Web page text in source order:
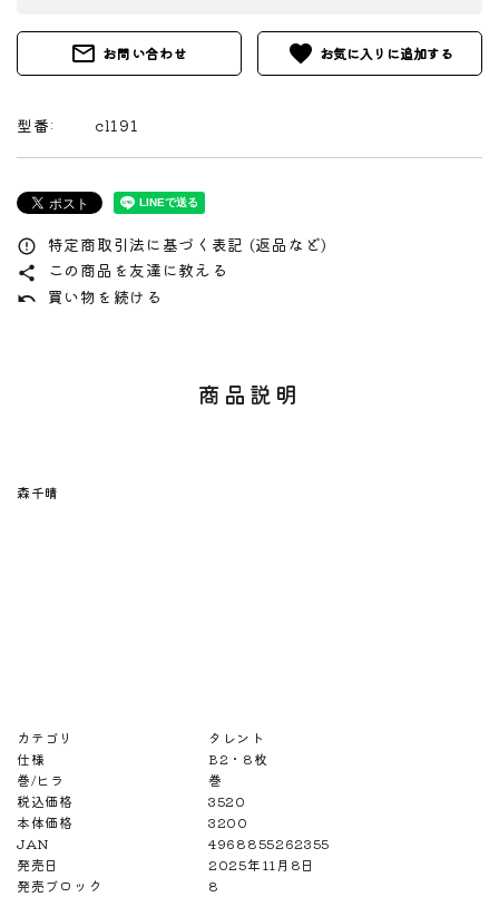
mail_outline お問い合わせ favorite
型番: cl191
error_outline 特定商取引法に基づく表記 (返品など)
share この商品を友達に教える
undo 買い物を続ける
商品説明
森千晴
カテゴリ
タレント
仕様
B2・8枚
巻/ヒラ
巻
税込価格
3520
本体価格
3200
JAN
4968855262355
発売日
2025年11月8日
発売ブロック
8